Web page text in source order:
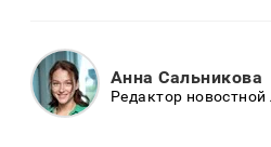
Анна Сальникова
Редактор новостной